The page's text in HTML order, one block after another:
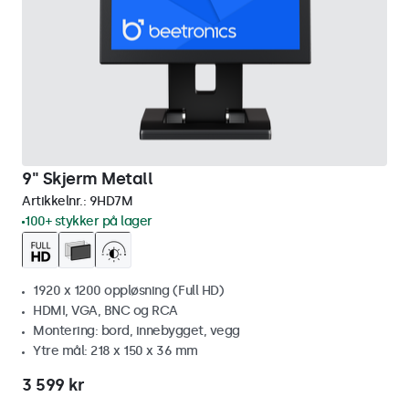
9" Skjerm Metall
Artikkelnr.: 9HD7M
100+ stykker på lager
1920 x 1200 oppløsning (Full HD)
HDMI, VGA, BNC og RCA
Montering: bord, innebygget, vegg
Ytre mål: 218 x 150 x 36 mm
3 599 kr